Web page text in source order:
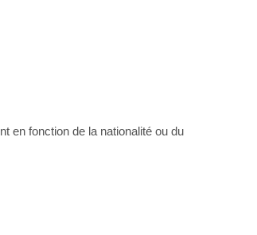
en fonction de la nationalité ou du